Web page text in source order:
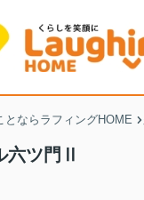
とならラフィングHOME
六ツ門Ⅱ